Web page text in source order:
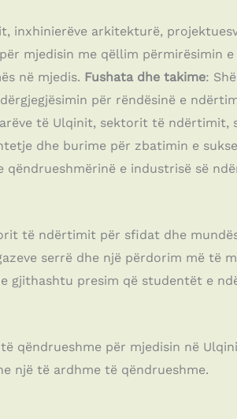
inxhinierëve arkitekturë,
mjedisin me qëllim përmirësimin e
në mjedis. Fushata dhe takime:
për rëndësinë e
të Ulqinit, sektorit të ndërtimit,
dhe burime për zbatimin e
e industrisë së
të ndërtimit për sfidat dhe
serrë dhe një përdorim më të
gjithashtu presim që studentët e
qëndrueshme për mjedisin në
një të ardhme të qëndrueshme.